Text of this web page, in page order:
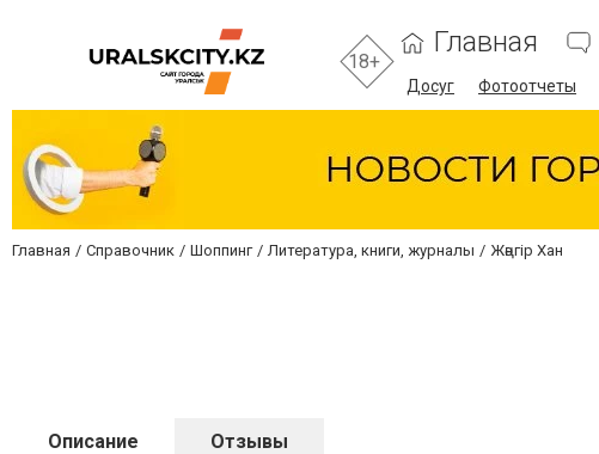
18+
Главная
Досуг Фотоотчеты
Главная Справочник Шоппинг Литература, книги, журналы Жәңгір Хан
Описание Отзывы